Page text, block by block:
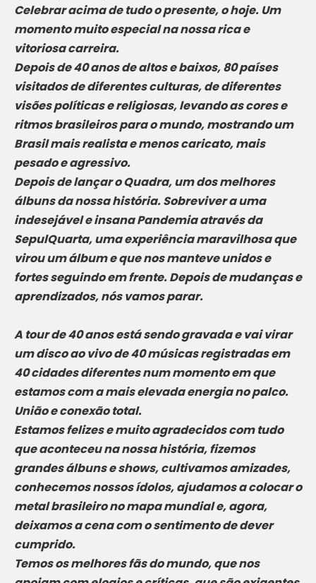
Celebrar acima de tudo o presente, o hoje. Um
momento muito especial na nossa rica e
vitoriosa carreira.
Depois de 40 anos de altos e baixos, 80 países
visitados de diferentes culturas, de diferentes
visões políticas e religiosas, levando as cores e
ritmos brasileiros para o mundo, mostrando um
Brasil mais realista e menos caricato, mais
pesado e agressivo.
Depois de lançar o Quadra, um dos melhores
álbuns da nossa história. Sobreviver a uma
indesejável e insana Pandemia através da
SepulQuarta, uma experiência maravilhosa que
virou um álbum e que nos manteve unidos e
fortes seguindo em frente. Depois de mudanças e
aprendizados, nós vamos parar.
A tour de 40 anos está sendo gravada e vai virar
um disco ao vivo de 40 músicas registradas em
40 cidades diferentes num momento em que
estamos com a mais elevada energia no palco.
União e conexão total.
Estamos felizes e muito agradecidos com tudo
que aconteceu na nossa história, fizemos
grandes álbuns e shows, cultivamos amizades,
conhecemos nossos ídolos, ajudamos a colocar o
metal brasileiro no mapa mundial e, agora,
deixamos a cena com o sentimento de dever
cumprido.
Temos os melhores fãs do mundo, que nos